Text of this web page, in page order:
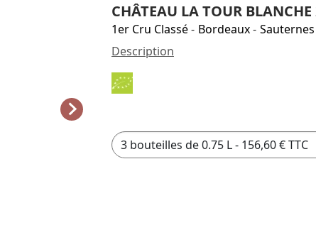
CHÂTEAU LA TOUR BLANCHE
1er Cru Classé- Bordeaux- Sauternes
Description